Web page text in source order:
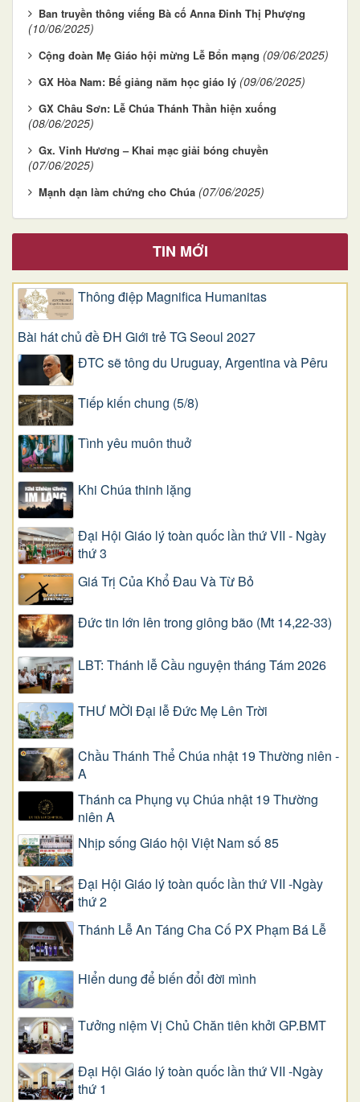
Ban truyền thông viếng Bà cố Anna Đinh Thị Phượng
(10/06/2025)
Cộng đoàn Mẹ Giáo hội mừng Lễ Bổn mạng (09/06/2025)
GX Hòa Nam: Bế giảng năm học giáo lý (09/06/2025)
GX Châu Sơn: Lễ Chúa Thánh Thần hiện xuống
(08/06/2025)
Gx. Vinh Hương – Khai mạc giải bóng chuyền
(07/06/2025)
Mạnh dạn làm chứng cho Chúa (07/06/2025)
TIN MỚI
Thông điệp Magnifica Humanitas
Bài hát chủ đề ĐH Giới trẻ TG Seoul 2027
ĐTC sẽ tông du Uruguay, Argentina và Pêru
Tiếp kiến chung (5/8)
Tình yêu muôn thuở
Khi Chúa thinh lặng
Đại Hội Giáo lý toàn quốc lần thứ VII - Ngày
thứ 3
Giá Trị Của Khổ Ðau Và Từ Bỏ
Đức tin lớn lên trong giông bão (Mt 14,22-33)
LBT: Thánh lễ Cầu nguyện tháng Tám 2026
THƯ MỜI Đại lễ Đức Mẹ Lên Trời
Chầu Thánh Thể Chúa nhật 19 Thường niên -
A
Thánh ca Phụng vụ Chúa nhật 19 Thường
niên A
Nhịp sống Giáo hội Việt Nam số 85
Đại Hội Giáo lý toàn quốc lần thứ VII -Ngày
thứ 2
Thánh Lễ An Táng Cha Cố PX Phạm Bá Lễ
Hiển dung để biến đổi đời mình
Tưởng niệm Vị Chủ Chăn tiên khởi GP.BMT
Đại Hội Giáo lý toàn quốc lần thứ VII -Ngày
thứ 1